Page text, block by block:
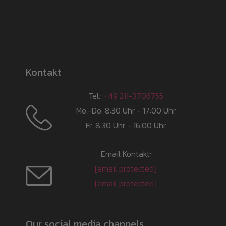
Kontakt
Tel.: +49 211-3706755
Mo.-Do. 8:30 Uhr - 17:00 Uhr
Fr. 8:30 Uhr - 16:00 Uhr
Email Kontakt:
[email protected]
[email protected]